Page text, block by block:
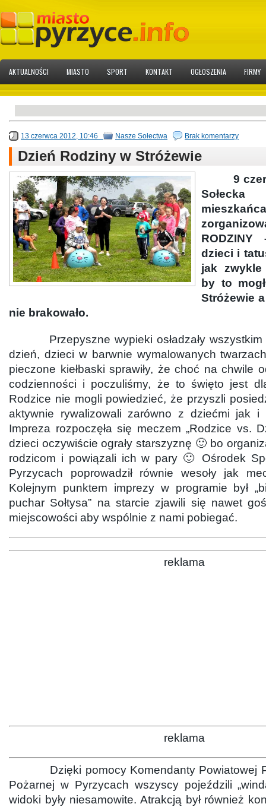
AKTUALNOŚCI MIASTO SPORT KONTAKT OGŁOSZENIA FIRMY
13 czerwca 2012, 10:46 Nasze Sołectwa Brak komentarzy
Dzień Rodziny w Stróżewie
9
dzieci i
jak zwykle
by to
Stróżewie
nie brakowało.
Przepyszne wypieki osładzały wszystkim
dzień, dzieci w barwnie wymalowanych
pieczone kiełbaski sprawiły, że choć na chwile
codzienności i poczuliśmy, że to święto jest
Rodzice nie mogli powiedzieć, że przyszli
aktywnie rywalizowali zarówno z dziećmi jak i
Impreza rozpoczęła się meczem „Rodzice vs.
dzieci oczywiście ograły starszyznę 🙂 bo
rodzicom i powiązali ich w pary 🙂 Ośrodek
Pyrzycach poprowadził równie wesoły jak
Kolejnym punktem imprezy w programie był
puchar Sołtysa” na starcie zjawili się nawet
miejscowości aby wspólnie z nami pobiegać.
reklama
reklama
Dzięki pomocy Komendanty Powiatowej
Pożarnej w Pyrzycach wszyscy pojeździli
widoki były niesamowite. Atrakcją był również